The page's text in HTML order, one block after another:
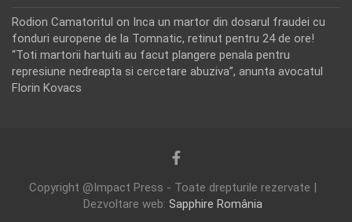
Rodion Camatoritul on Inca un martor din dosarul fraudei cu
fonduri europene de la Tomnatic, retinut pentru 24 de ore!
“Toti martorii hartuiti au facut plangere penala pentru
represiune nedreapta si cercetare abuziva”, anunta avocatul
Florin Kovacs
Copyright @Impact Press - Toate drepturile rezervate |
Dezvoltare web: Sapphire România